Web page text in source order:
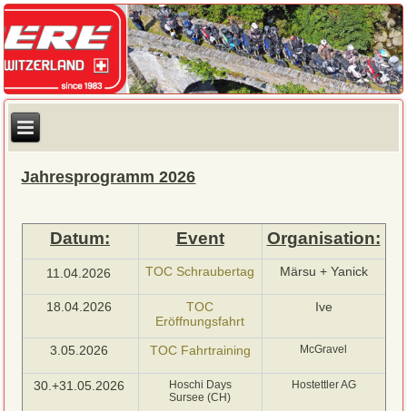
Jahresprogramm 2026
Datum: Event Organisation:
11.04.2026 TOC Schraubertag Märsu + Yanick
18.04.2026
TOC
Eröffnungsfahrt
Ive
3.05.2026 TOC Fahrtraining McGravel
30.+31.05.2026
Hoschi Days
Sursee (CH)
Hostettler AG